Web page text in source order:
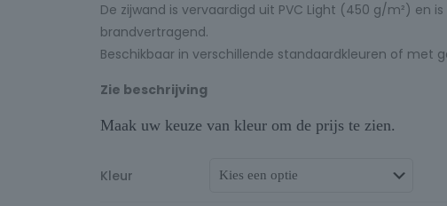
De zijwand is vervaardigd uit PVC Light (450 g/m²) en
brandvertragend.
Beschikbaar in verschillende standaardkleuren of met
Zie beschrijving
Maak uw keuze van kleur om de prijs te zien.
Kleur